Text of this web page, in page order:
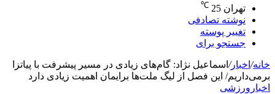
تهران 25
℃
نوشته تصادفی
تغییر پوسته
جستجو برای
خانه/ اخبار/ اسماعیل نژاد: گام‌های زیادی در مسیر پیشرفت با پیاتزا
برمی‌داریم/ این فصل از لیگ ملت‌ها برایمان اهمیت زیادی دارد
اخبار ورزشی